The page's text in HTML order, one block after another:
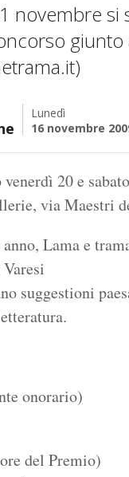
novembre si
giunto
Lunedì
16 novembre
20 e
via Maestri
Lama e
suggestioni
onorario)
del Premio)